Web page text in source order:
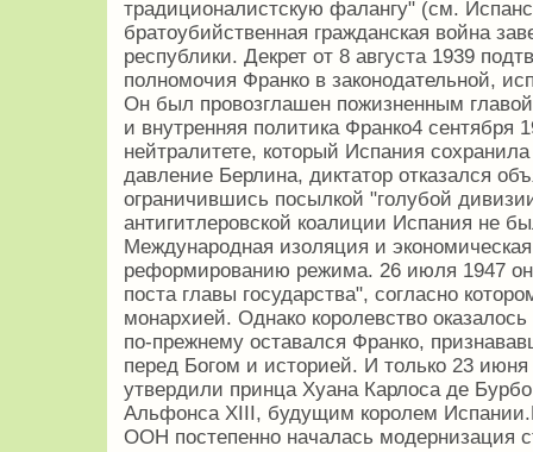
традиционалистскую фалангу" (см.
братоубийственная гражданская война
республики. Декрет от 8 августа 1939
полномочия Франко в законодательной,
Он был провозглашен пожизненным
и внутренняя политика Франко4 сентября
нейтралитете, который Испания
давление Берлина, диктатор отказался
ограничившись посылкой "голубой
антигитлеровской коалиции Испания не
Международная изоляция и
реформированию режима. 26 июля 1947
поста главы государства", согласно
монархией. Однако королевство
по-прежнему оставался Франко,
перед Богом и историей. И только 23
утвердили принца Хуана Карлоса де
Альфонса XIII, будущим королем
ООН постепенно началась модернизация